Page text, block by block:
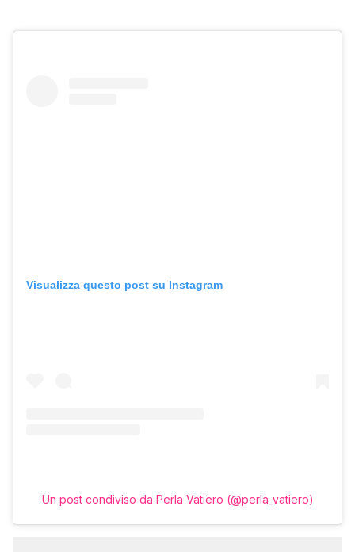
Visualizza questo post su Instagram
Un post condiviso da Perla Vatiero (@perla_vatiero)